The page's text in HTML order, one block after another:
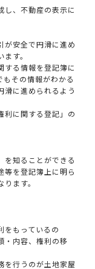
し、不動産の表示に
が安全で円滑に進め
す。
する情報を登記簿に
その情報がわかる
滑に進められるよう
利に関する登記」の
を知ることができる
等を登記簿上に明ら
ます。
をもっているの
・内容、権利の移
を行うのが土地家屋